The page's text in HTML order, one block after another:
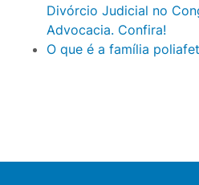
Divórcio Judicial no
Advocacia. Confira!
O que é a família